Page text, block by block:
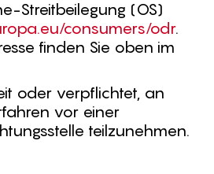
Streitbeilegung (OS)
consumers/odr.
finden Sie oben im
oder verpflichtet, an
vor einer
teilzunehmen.